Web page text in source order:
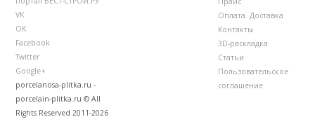
VK
ОК
Facebook
Twitter
Google+
porcelanosa-plitka.ru -
porcelain-plitka.ru © All
Rights Reserved 2011-2026
Оплата. Доставка
Контакты
3D-раскладка
Статьи
Пользовательское
соглашение